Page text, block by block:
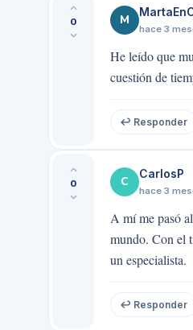
0 M
hace 3
He leído que
cuestión de
↩ Responder
0 C
CarlosP
hace 3
A mí me pasó
mundo. Con el
un especialista.
↩ Responder